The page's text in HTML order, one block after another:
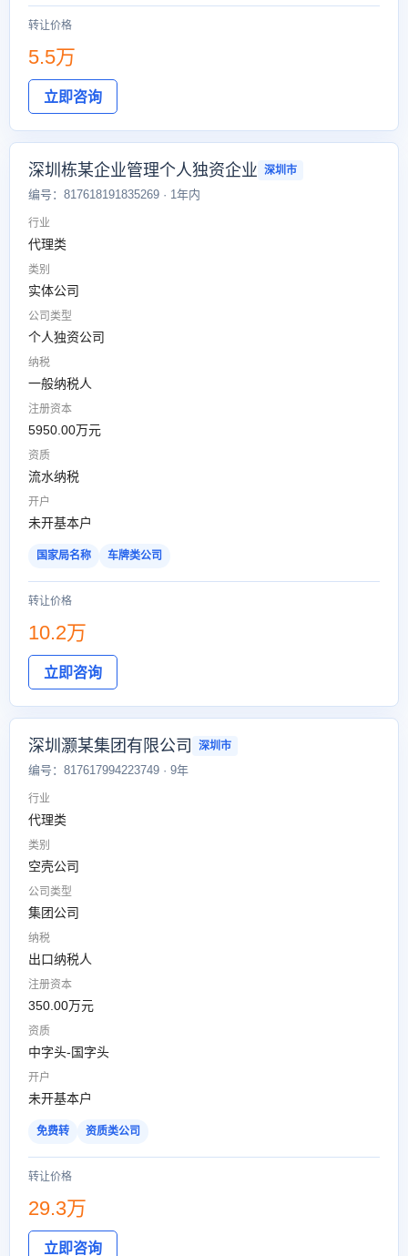
转让价格
5.5万
立即咨询
深圳栋某企业管理个人独资企业 深圳市
编号：817618191835269 · 1年内
行业
代理类
类别
实体公司
公司类型
个人独资公司
纳税
一般纳税人
注册资本
5950.00万元
资质
流水纳税
开户
未开基本户
国家局名称 车牌类公司
转让价格
10.2万
立即咨询
深圳灏某集团有限公司 深圳市
编号：817617994223749 · 9年
行业
代理类
类别
空壳公司
公司类型
集团公司
纳税
出口纳税人
注册资本
350.00万元
资质
中字头-国字头
开户
未开基本户
免费转 资质类公司
转让价格
29.3万
立即咨询